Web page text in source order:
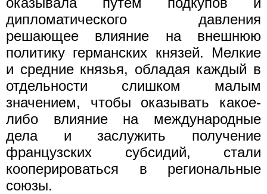
дипломатического давления
решающее влияние на внешнюю
политику германских князей. Мелкие
и средние князья, обладая каждый в
отдельности слишком малым
значением, чтобы оказывать какое-
либо влияние на международные
дела и заслужить получение
французских субсидий, стали
кооперироваться в региональные
союзы.